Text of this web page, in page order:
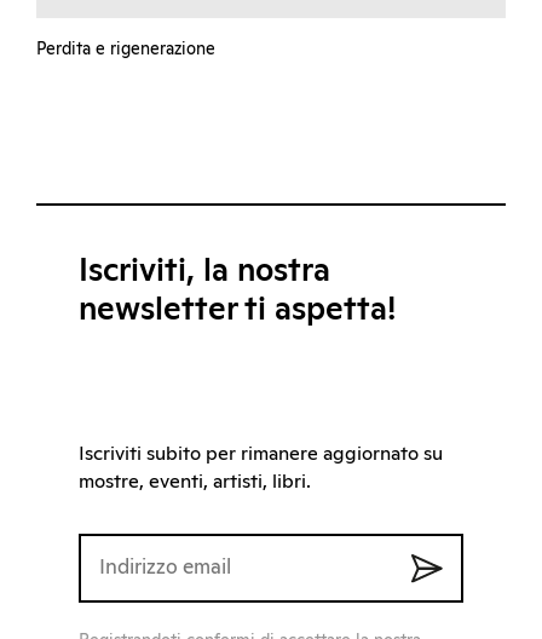
Perdita e rigenerazione
Iscriviti, la nostra
newsletter ti aspetta!
Iscriviti subito per rimanere aggiornato su
mostre, eventi, artisti, libri.